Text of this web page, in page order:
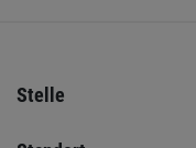
Stelle